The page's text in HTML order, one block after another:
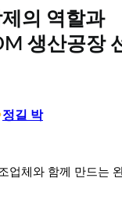
의 역할과
생산공장
정길 박
업체와 함께 만드는